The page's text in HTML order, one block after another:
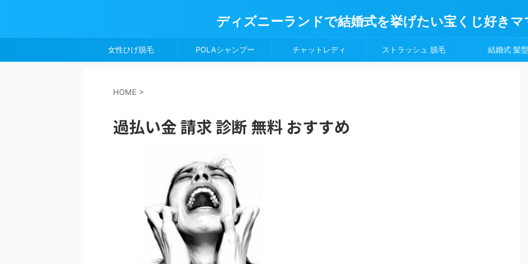
ディズニーランドで結婚式を挙げたい宝くじ好きマ
女性ひげ脱毛 POLAシャンプー チャットレディ ストラッシュ 脱毛 結婚式 髪型
HOME >
過払い金 請求 診断 無料 おすすめ